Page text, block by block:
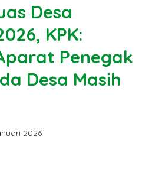
Desa
KPK:
Penegak
Desa Masih
2026